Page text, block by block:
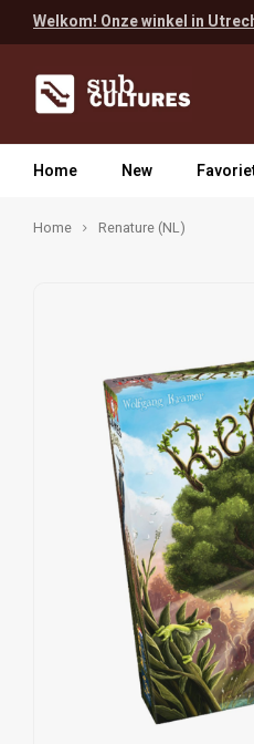
Welkom! Onze winkel in
Home New
Home Renature (NL)